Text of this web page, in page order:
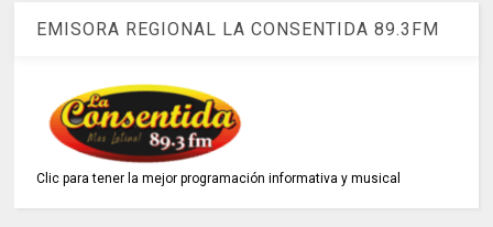
EMISORA REGIONAL LA CONSENTIDA 89.3FM
Clic para tener la mejor programación informativa y musical